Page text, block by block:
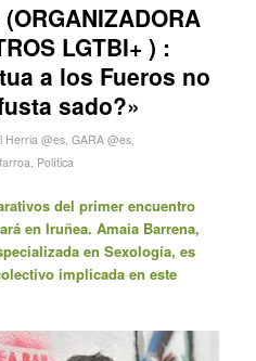
LGTBI+ ) :
a los Fueros no
sado?»
Herria @es, GARA @es,
, Política
del primer encuentro
en Iruñea. Amaia Barrena,
en Sexología, es
implicada en este